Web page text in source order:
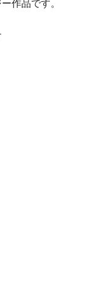
作品です。